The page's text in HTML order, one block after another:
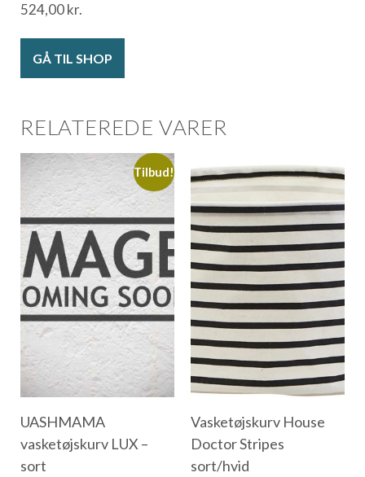
524,00kr.
GÅ TIL SHOP
RELATEREDE VARER
Tilbud!
UASHMAMA
vasketøjskurv LUX –
sort
Vasketøjskurv House
Doctor Stripes
sort/hvid